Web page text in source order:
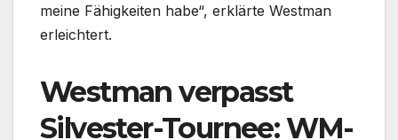
meine Fähigkeiten habe“, erklärte Westman
erleichtert.
Westman verpasst
Silvester-Tournee: WM-